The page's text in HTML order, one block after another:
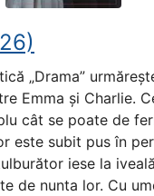
„Drama”
Emma și Charlie.
cât se poate de
este subit pus în
iese la
de nunta lor. Cu